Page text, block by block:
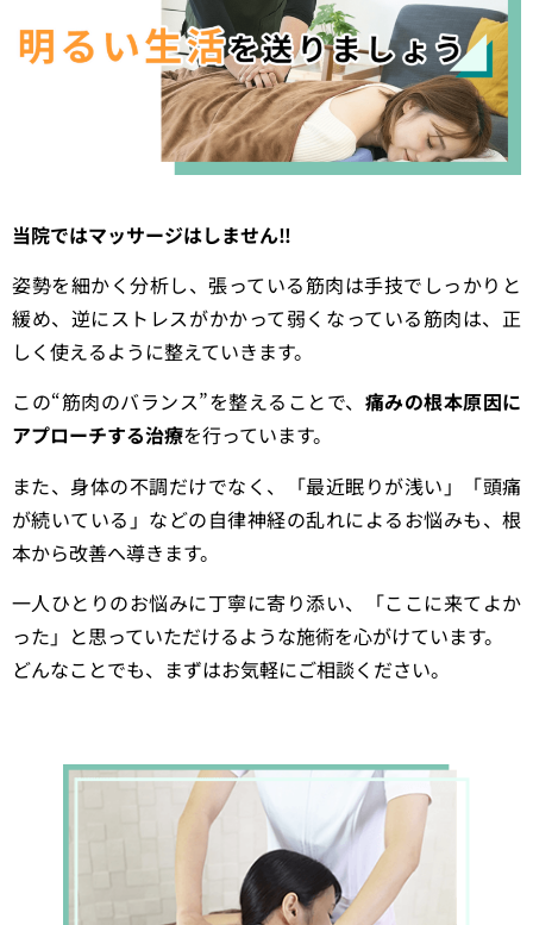
当院ではマッサージはしません‼︎
姿勢を細かく分析し、張っている筋肉は手技でしっかりと
緩め、逆にストレスがかかって弱くなっている筋肉は、正
しく使えるように整えていきます。
この“筋肉のバランス”を整えることで、 痛みの根本原因に
アプローチする治療を行っています。
また、身体の不調だけでなく、「最近眠りが浅い」「頭痛
が続いている」などの自律神経の乱れによるお悩みも、根
本から改善へ導きます。
一人ひとりのお悩みに丁寧に寄り添い、「ここに来てよか
った」と思っていただけるような施術を心がけています。
どんなことでも、まずはお気軽にご相談ください。